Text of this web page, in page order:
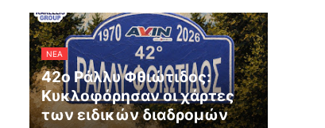
ΝΕΑ
42ο Ράλλυ Φθιώτιδος:
Κυκλοφόρησαν οι χάρτες
των ειδικών διαδρομών